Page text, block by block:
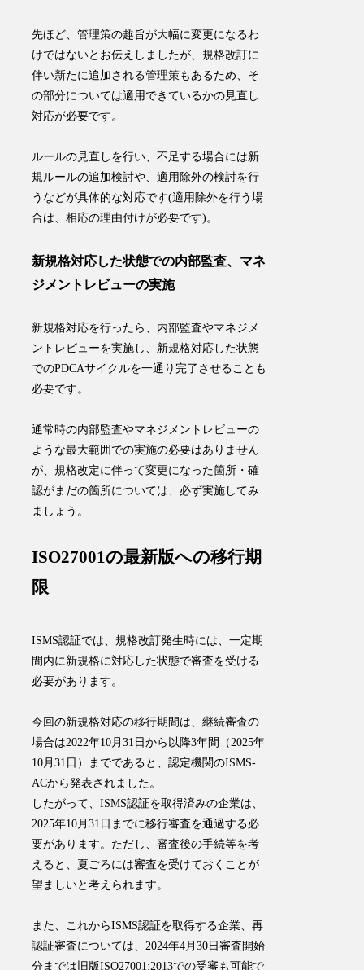
先ほど、管理策の趣旨が大幅に変更になるわ
けではないとお伝えしましたが、規格改訂に
伴い新たに追加される管理策もあるため、 そ
の部分については適用できているかの見直し
対応が必要です。
ルールの見直しを行い、不足する場合には新
規ルールの追加検討や、適用除外の検討を行
うなどが具体的な対応です(適用除外を行う場
合は、相応の理由付けが必要です)。
新規格対応した状態での内部監査、マネ
ジメントレビューの実施
新規格対応を行ったら、内部監査やマネジメ
ントレビューを実施し、 新規格対応した状態
でのPDCAサイクルを一通り完了させることも
必要です。
通常時の内部監査やマネジメントレビューの
ような最大範囲での実施の必要はありません
が、規格改定に伴って変更になった箇所・確
認がまだの箇所については、必ず実施してみ
ましょう。
ISO27001の最新版への移行期
限
ISMS認証では、規格改訂発生時には、一定期
間内に新規格に対応した状態で審査を受ける
必要があります。
今回の新規格対応の移行期間は、継続審査の
場合は2022年10月31日から以降3年間（2025年
10月31日）までであると、認定機関のISMS-
ACから発表されました。
したがって、ISMS認証を取得済みの企業は、
2025年10月31日までに移行審査を通過する必
要があります 。ただし、審査後の手続等を考
えると、夏ごろには審査を受けておくことが
望ましいと考えられます。
また、これからISMS認証を取得する企業、再
認証審査については、2024年4月30日審査開始
分までは旧版ISO27001:2013での受審も可能で